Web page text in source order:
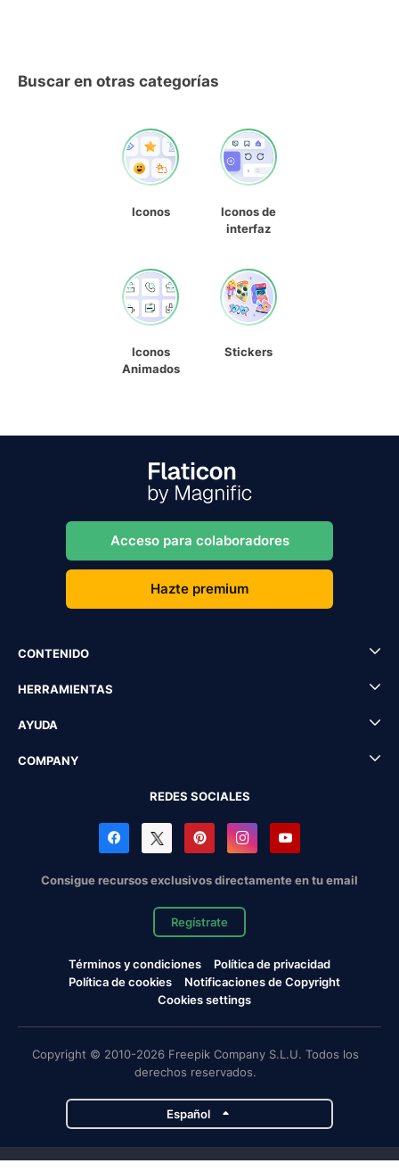
Buscar en otras categorías
Iconos
Iconos de
interfaz
Iconos
Animados
Stickers
Acceso para colaboradores
Hazte premium
CONTENIDO
HERRAMIENTAS
AYUDA
COMPANY
REDES SOCIALES
Consigue recursos exclusivos directamente en tu email
Regístrate
Términos y condiciones
Política de privacidad
Política de cookies
Notificaciones de Copyright
Cookies settings
Copyright © 2010-2026 Freepik Company S.L.U. Todos los
derechos reservados.
Español